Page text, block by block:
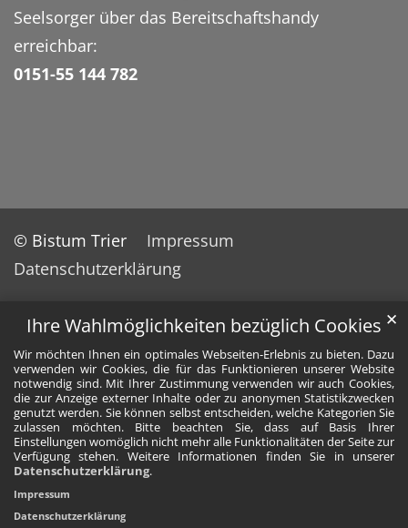
Ihre Wahlmöglichkeiten bezüglich Cookies
Wir möchten Ihnen ein optimales Webseiten-Erlebnis zu bieten. Dazu
verwenden wir Cookies, die für das Funktionieren unserer Website
notwendig sind. Mit Ihrer Zustimmung verwenden wir auch Cookies,
die zur Anzeige externer Inhalte oder zu anonymen Statistikzwecken
genutzt werden. Sie können selbst entscheiden, welche Kategorien Sie
zulassen möchten. Bitte beachten Sie, dass auf Basis Ihrer
Einstellungen womöglich nicht mehr alle Funktionalitäten der Seite zur
Verfügung stehen. Weitere Informationen finden Sie in unserer
Datenschutzerklärung.
✕
Impressum
Datenschutzerklärung
Seelsorger über das Bereitschaftshandy
erreichbar:
0151-55 144 782
© Bistum Trier
Impressum
Datenschutzerklärung